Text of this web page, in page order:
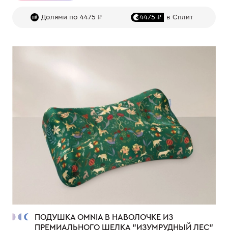
Долями по 4475 ₽ 4475 ₽ в Сплит
ПОДУШКА OMNIA В НАВОЛОЧКЕ ИЗ
ПРЕМИАЛЬНОГО ШЕЛКА "ИЗУМРУДНЫЙ ЛЕС"